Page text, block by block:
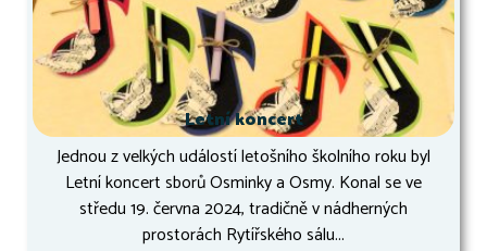
Letní koncert
Jednou z velkých událostí letošního školního roku byl
Letní koncert sborů Osminky a Osmy. Konal se ve
středu 19. června 2024, tradičně v nádherných
prostorách Rytířského sálu...